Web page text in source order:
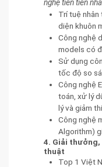
nghệ tiên tiến
Trí tuệ nhân
diện khuôn
Công nghệ
models có
Sử dụng
tốc độ so
Công nghệ
toán, xử lý
lý và giảm
Công nghệ
Algorithm)
4. Giải thưởng,
thuật
Top 1 Việt